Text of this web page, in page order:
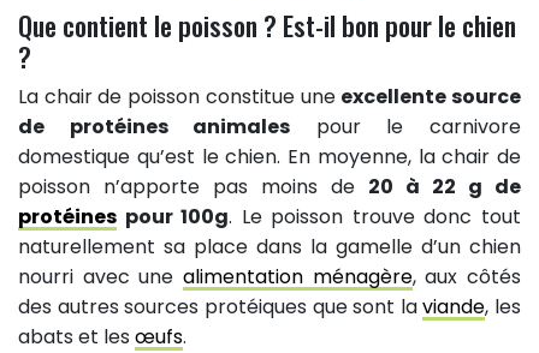
Que contient le poisson ? Est-il bon pour le chien
?
La chair de poisson constitue une excellente source
de protéines animales pour le carnivore
domestique qu’est le chien. En moyenne, la chair de
poisson n’apporte pas moins de 20 à 22 g de
protéines pour 100g. Le poisson trouve donc tout
naturellement sa place dans la gamelle d’un chien
nourri avec une alimentation ménagère, aux côtés
des autres sources protéiques que sont laviande, les
abats et les œufs.